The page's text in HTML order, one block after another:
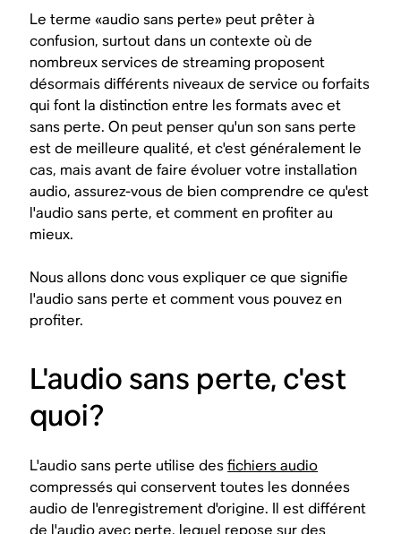
Le terme «audio sans perte» peut prêter à
confusion, surtout dans un contexte où de
nombreux services de streaming proposent
désormais différents niveaux de service ou forfaits
qui font la distinction entre les formats avec et
sans perte. On peut penser qu'un son sans perte
est de meilleure qualité, et c'est généralement le
cas, mais avant de faire évoluer votre installation
audio, assurez-vous de bien comprendre ce qu'est
l'audio sans perte, et comment en profiter au
mieux.
Nous allons donc vous expliquer ce que signifie
l'audio sans perte et comment vous pouvez en
profiter.
L'audio sans perte, c'est
quoi?
L'audio sans perte utilise desfichiers audio
compressés qui conservent toutes les données
audio de l'enregistrement d'origine. Il est différent
de l'audio avec perte, lequel repose sur des